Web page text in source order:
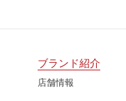
ブランド紹介
店舗情報